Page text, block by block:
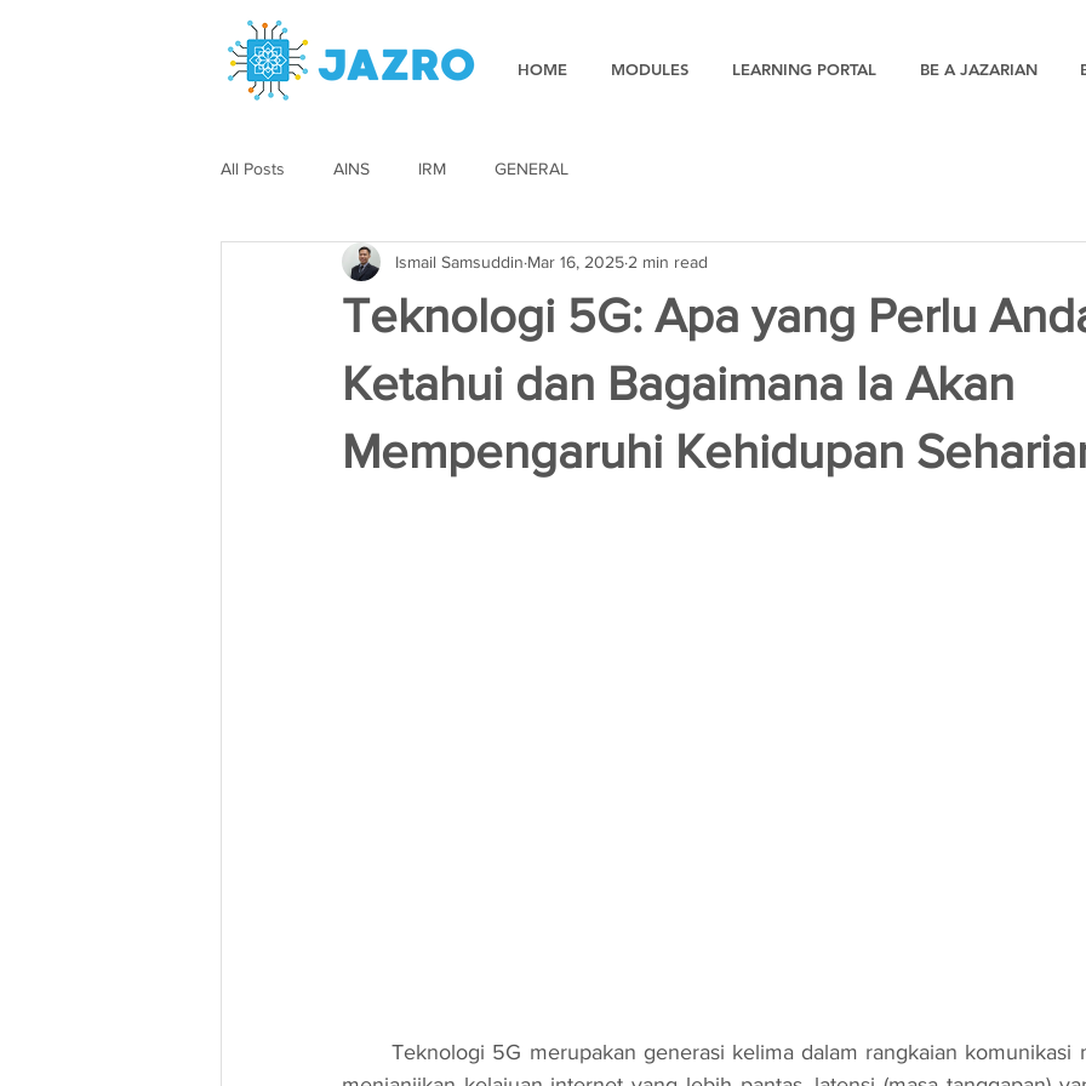
HOME MODULES LEARNING PORTAL BE A JAZARIAN
All Posts AINS IRM GENERAL
Teknologi 5G: Apa yang Perlu
Ketahui dan Bagaimana Ia Akan
Mempengaruhi Kehidupan
Ismail Samsuddin Mar 16, 2025 2 min read
	Teknologi 5G merupakan generasi kelima dalam rangkaian komunikasi mudah alih yang